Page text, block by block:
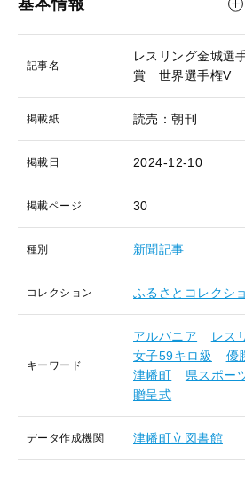
基本情報
記事名
レスリング金城選
賞 世界選手権V
掲載紙 読売：朝刊
掲載日 2024-12-10
掲載ページ 30
種別 新聞記事
コレクション ふるさとコレクシ
キーワード
アルバニア レス
女子59キロ級
優
津幡町
県スポー
贈呈式
データ作成機関 津幡町立図書館